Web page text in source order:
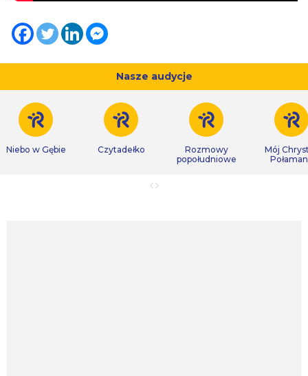
Nasze audycje
Niebo w Gębie Czytadełko
Rozmowy
popołudniowe
Mój